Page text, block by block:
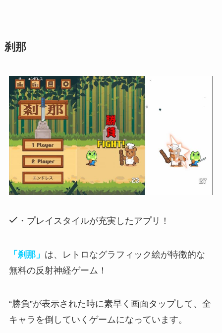
刹那
・プレイスタイルが充実したアプリ！
「刹那」 は、レトロなグラフィック絵が特徴的な
無料の反射神経ゲーム！
“勝負”が表示された時に素早く画面タップして、全
キャラを倒していく ゲームになっています。